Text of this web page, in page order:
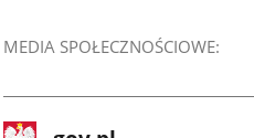
MEDIA SPOŁECZNOŚCIOWE:
stopka